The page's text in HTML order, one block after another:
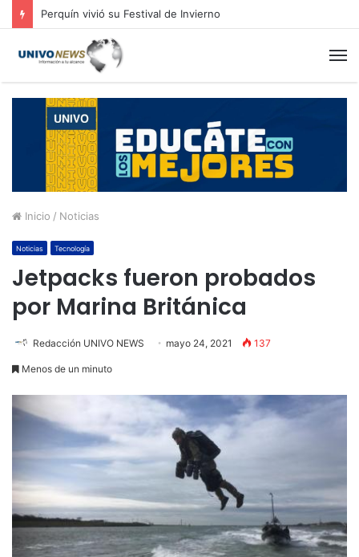
Perquín vivió su Festival de Invierno
Inicio / Noticias
Noticias Tecnología
Jetpacks fueron probados
por Marina Británica
Redacción UNIVO NEWS mayo 24, 2021 137
Menos de un minuto